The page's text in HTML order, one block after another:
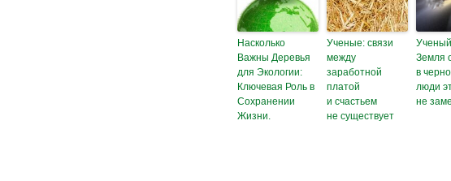
Насколько
Важны Деревья
для Экологии:
Ключевая Роль в
Сохранении
Жизни.
Ученые: связи
между
заработной
платой
и счастьем
не существует
Земля
в
люди
не